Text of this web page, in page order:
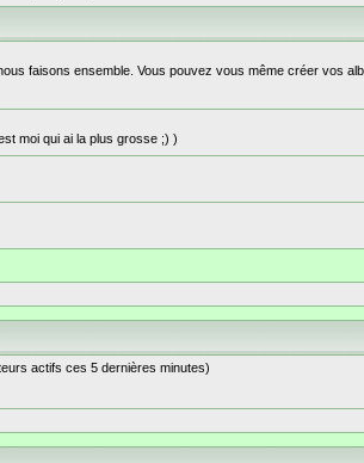
faisons ensemble. Vous pouvez vous même créer vos
moi qui ai la plus grosse ;) )
actifs ces 5 dernières minutes)